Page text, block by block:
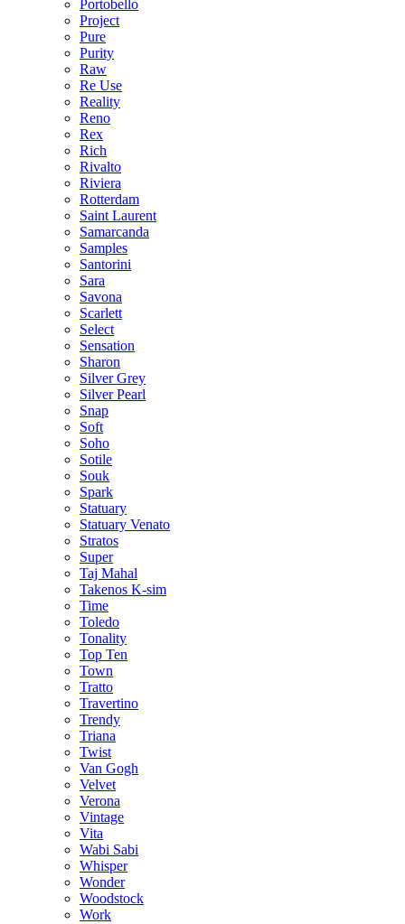
Portobello
Project
Pure
Purity
Raw
Re Use
Reality
Reno
Rex
Rich
Rivalto
Riviera
Rotterdam
Saint Laurent
Samarcanda
Samples
Santorini
Sara
Savona
Scarlett
Select
Sensation
Sharon
Silver Grey
Silver Pearl
Snap
Soft
Soho
Sotile
Souk
Spark
Statuary
Statuary Venato
Stratos
Super
Taj Mahal
Takenos K-sim
Time
Toledo
Tonality
Top Ten
Town
Tratto
Travertino
Trendy
Triana
Twist
Van Gogh
Velvet
Verona
Vintage
Vita
Wabi Sabi
Whisper
Wonder
Woodstock
Work